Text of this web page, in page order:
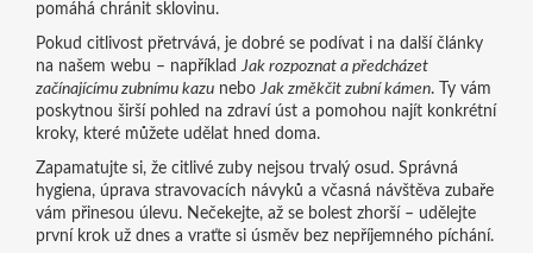
pomáhá chránit sklovinu.
Pokud citlivost přetrvává, je dobré se podívat i na další články
na našem webu – napříkladJak rozpoznat a předcházet
začínajícímu zubnímu kazuneboJak změkčit zubní kámen. Ty vám
poskytnou širší pohled na zdraví úst a pomohou najít konkrétní
kroky, které můžete udělat hned doma.
Zapamatujte si, že citlivé zuby nejsou trvalý osud. Správná
hygiena, úprava stravovacích návyků a včasná návštěva zubaře
vám přinesou úlevu. Nečekejte, až se bolest zhorší – udělejte
první krok už dnes a vraťte si úsměv bez nepříjemného píchání.